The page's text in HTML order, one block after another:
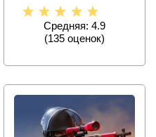
Средняя: 4.9
(135 оценок)